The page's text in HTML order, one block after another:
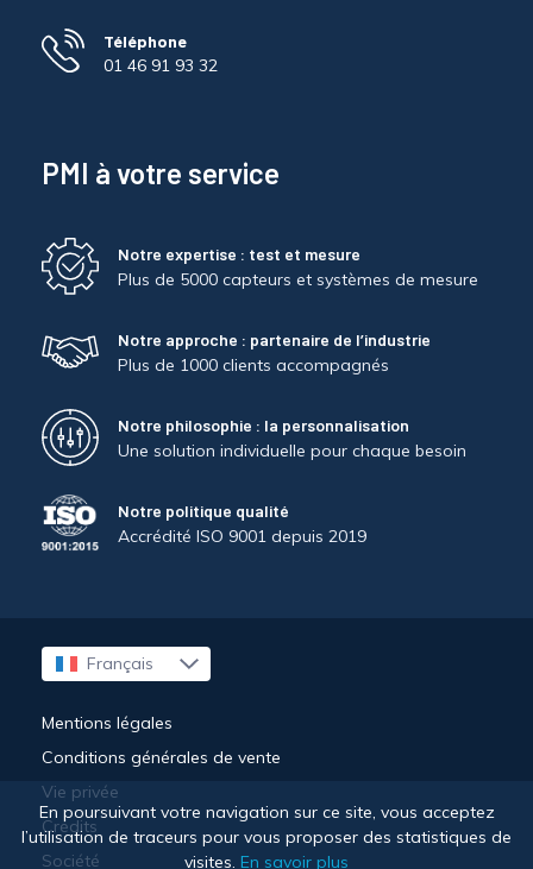
Téléphone
01 46 91 93 32
PMI à votre service
Notre expertise : test et mesure
Plus de 5000 capteurs et systèmes de mesure
Notre approche : partenaire de l’industrie
Plus de 1000 clients accompagnés
Notre philosophie : la personnalisation
Une solution individuelle pour chaque besoin
Notre politique qualité
Accrédité ISO 9001 depuis 2019
Français
English
Mentions légales
Conditions générales de vente
Vie privée
Crédits
Société
En poursuivant votre navigation sur ce site, vous acceptez
l’utilisation de traceurs pour vous proposer des statistiques de
visites. En savoir plus